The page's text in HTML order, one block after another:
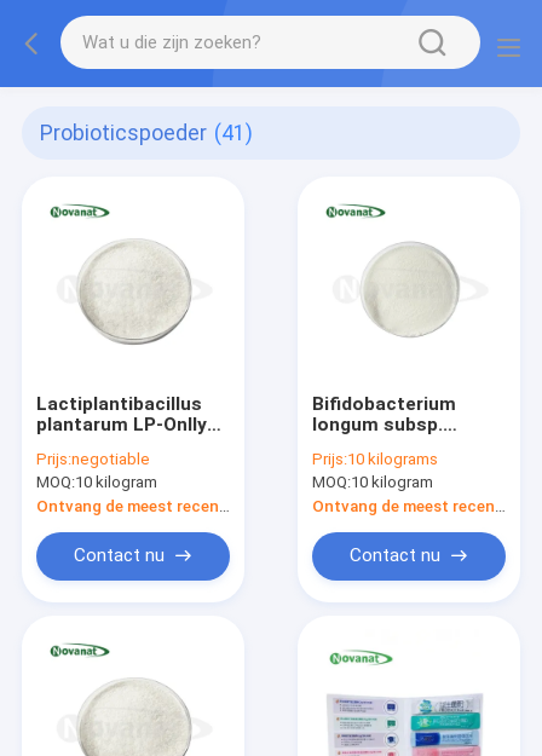
Probioticspoeder (41)
Lactiplantibacillus
plantarum LP-Onlly
Veganistisch/allergeenvrij/glutenvrij/zuivelvrij
Prijs:negotiable
MOQ:10 kilogram
Contact nu
Bifidobacterium
longum subsp.
300 miljard kve/g
Veganistisch/
Prijs:10 kilograms
MOQ:10 kilogram
Contact nu